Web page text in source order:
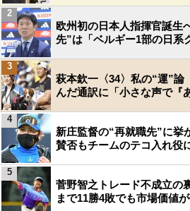
欧州初の日本人指揮官誕生
先”は「ベルギー1部の日系
2
萩本欽一〈34〉私の“運”
んだ通訳に「小さな声で『
3
新庄監督の“再就職先”に挙
賛否もチームのテコ入れ役
4
菅野智之トレード不成立の
まで11勝4敗でも市場価値
5